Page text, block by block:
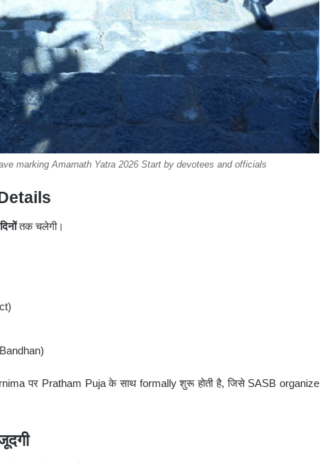
marking Amarnath Yatra 2026 Start by devotees and officials
तक चलेगी।
पर Pratham Puja के साथ formally शुरू होती है, जिसे SASB organize